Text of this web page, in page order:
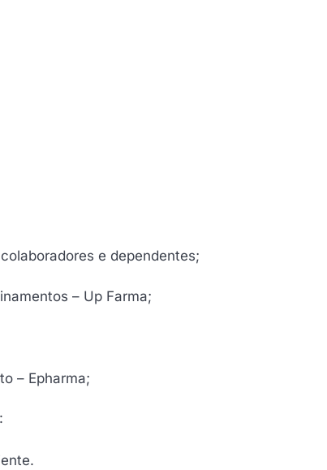
e dependentes;
– Up Farma;
– Epharma;